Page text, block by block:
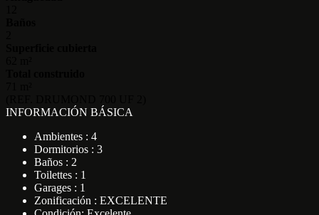
INFORMACIÓN BÁSICA
Ambientes : 4
Dormitorios : 3
Baños : 2
Toilettes : 1
Garages : 1
Zonificación : EXCELENTE